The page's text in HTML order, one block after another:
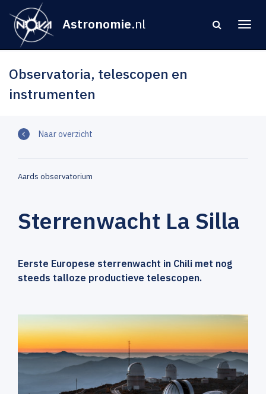
Astronomie.nl
Observatoria, telescopen en
instrumenten
Naar overzicht
Aards observatorium
Sterrenwacht La Silla
Eerste Europese sterrenwacht in Chili met nog
steeds talloze productieve telescopen.